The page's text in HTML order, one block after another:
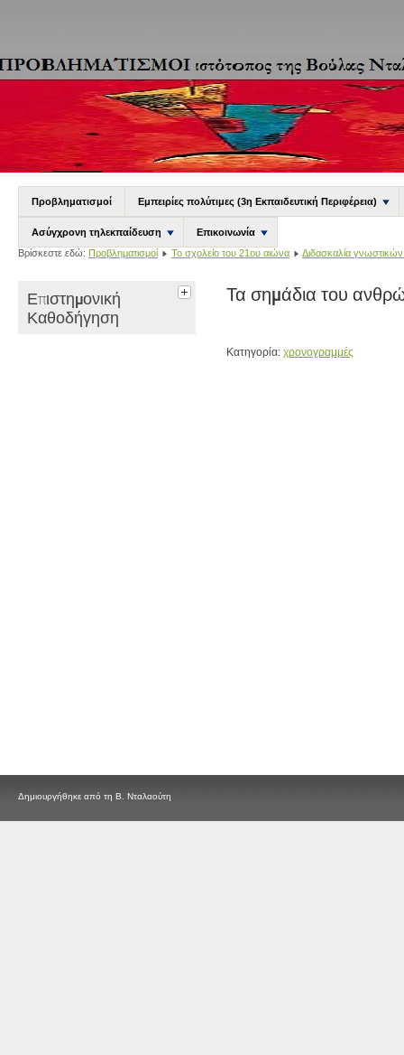
Προβληματισμοί Εμπειρίες πολύτιμες (3η Εκπαιδευτική Περιφέρεια)
Ασύγχρονη τηλεκπαίδευση
Επικοινωνία
Βρίσκεστε εδώ: Προβληματισμοί Το σχολείο του 21ου αιώνα Διδασκαλία γνωστικών
Επιστημονική
Καθοδήγηση
Τα σημάδια του
Κατηγορία: χρονογραμμές
Δημιουργήθηκε από τη Β. Νταλαούτη